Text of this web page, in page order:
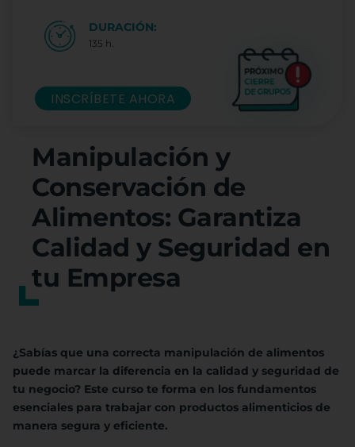
Manipulación y
Conservación de
Alimentos: Garantiza
Calidad y Seguridad en
tu Empresa
¿Sabías que una correcta manipulación de alimentos
puede marcar la diferencia en la calidad y seguridad de
tu negocio? Este curso te forma en los fundamentos
esenciales para trabajar con productos alimenticios de
manera segura y eficiente.
DURACIÓN:
135 h.
INSCRÍBETE AHORA